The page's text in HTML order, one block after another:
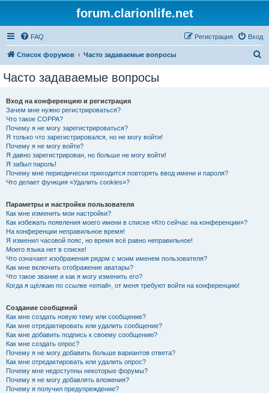
forum.clarionlife.net
FAQ Вход
Регистрация
Список форумов Часто задаваемые вопросы
Часто задаваемые вопросы
Вход на конференцию и регистрация
Зачем мне нужно регистрироваться?
Что такое COPPA?
Почему я не могу зарегистрироваться?
Я только что зарегистрировался, но не могу войти!
Почему я не могу войти?
Я давно зарегистрирован, но больше не могу войти!
Я забыл пароль!
Почему мне периодически приходится повторять ввод имени и пароля?
Что делает функция «Удалить cookies»?
Параметры и настройки пользователя
Как мне изменить мои настройки?
Как избежать появления моего имени в списке «Кто сейчас на конференции»?
На конференции неправильное время!
Я изменил часовой пояс, но время всё равно неправильное!
Моего языка нет в списке!
Что означают изображения рядом с моим именем пользователя?
Как мне включить отображение аватары?
Что такое звание и как я могу изменить его?
Когда я щёлкаю по ссылке «email», от меня требуют войти на конференцию!
Создание сообщений
Как мне создать новую тему или сообщение?
Как мне отредактировать или удалить сообщение?
Как мне добавить подпись к своему сообщению?
Как мне создать опрос?
Почему я не могу добавить больше вариантов ответа?
Как мне отредактировать или удалить опрос?
Почему мне недоступны некоторые форумы?
Почему я не могу добавлять вложения?
Почему я получил предупреждение?